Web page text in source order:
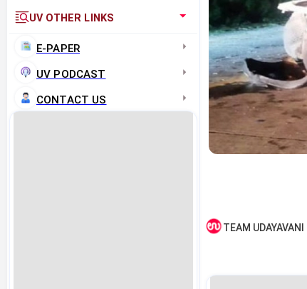
UV OTHER LINKS
E-PAPER
UV PODCAST
CONTACT US
TEAM UDAYAVANI